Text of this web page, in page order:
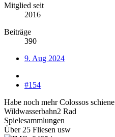
Mitglied seit
2016
Beiträge
390
9. Aug 2024
#154
Habe noch mehr Colossos schiene
Wildwasserbahn2 Rad
Spielesammlungen
Über 25 Fliesen usw